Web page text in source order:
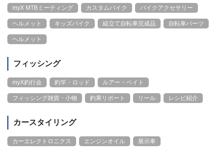
myX MTBミーティング カスタムバイク バイクアクセサリー
ヘルメット キッズバイク 組立て自転車完成品 自転車パーツ
ヘルメット
フィッシング
myX釣行会 釣竿・ロッド ルアー・ベイト
フィッシング雑貨・小物 釣果リポート リール レシピ紹介
カースタイリング
カーエレクトロニクス エンジンオイル 展示車